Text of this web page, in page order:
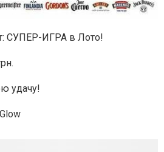
СУПЕР-ИГРА в Лото!
удачу!